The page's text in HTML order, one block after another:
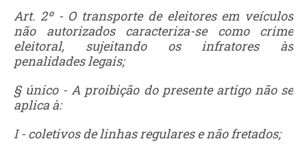
Art. 2º - O transporte de eleitores em veículos
não autorizados caracteriza-se como crime
eleitoral, sujeitando os infratores às
penalidades legais;
§ único - A proibição do presente artigo não se
aplica à:
I - coletivos de linhas regulares e não fretados;